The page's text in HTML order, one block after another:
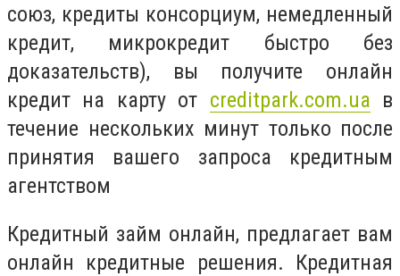
союз, кредиты консорциум, немедленный
кредит, микрокредит быстро без
доказательств), вы получите онлайн
кредит на карту от creditpark.com.ua в
течение нескольких минут только после
принятия вашего запроса кредитным
агентством
Кредитный займ онлайн, предлагает вам
онлайн кредитные решения. Кредитная